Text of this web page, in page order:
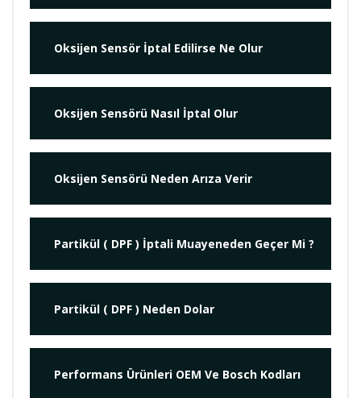
Oksijen Sensör İptal Edilirse Ne Olur
Oksijen Sensörü Nasıl İptal Olur
Oksijen Sensörü Neden Arıza Verir
Partikül ( DPF ) İptali Muayeneden Geçer Mi ?
Partikül ( DPF ) Neden Dolar
Performans Ürünleri OEM Ve Bosch Kodları